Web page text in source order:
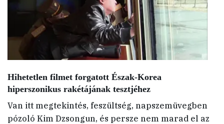
Hihetetlen filmet forgatott Észak-Korea
hiperszonikus rakétájának tesztjéhez
Van itt megtekintés, feszültség, napszemüvegben
pózoló Kim Dzsongun, és persze nem marad el az